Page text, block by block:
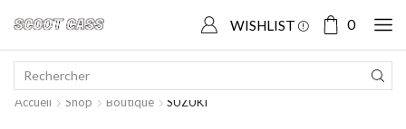
WISHLIST 0
Accueil Shop Boutique SUZUKI